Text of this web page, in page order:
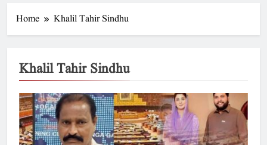
Home Khalil Tahir Sindhu
Khalil Tahir Sindhu